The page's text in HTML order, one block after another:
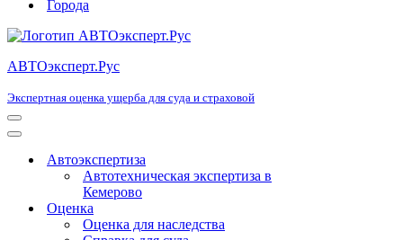
Города
АВТОэксперт.Рус
Экспертная оценка ущерба для суда и страховой
Меню
навигации
Меню
навигацииАвтоэкспертиза
Автотехническая экспертиза в
Кемерово
Оценка
Оценка для наследства